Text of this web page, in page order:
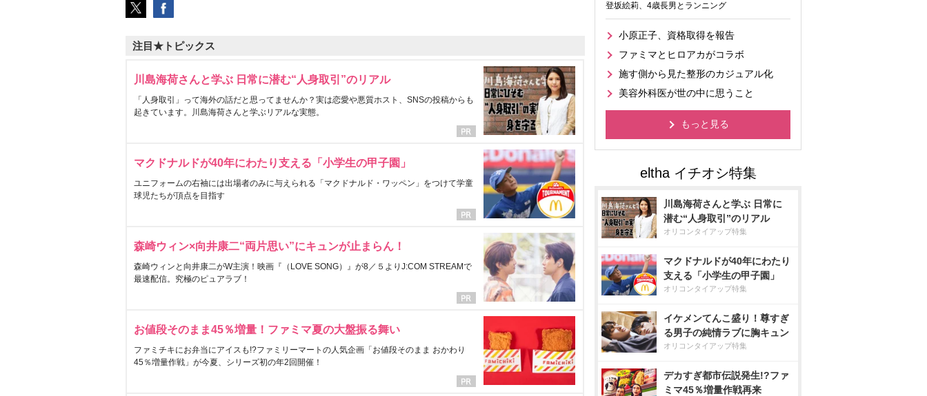
注目★トピックス
川島海荷さんと学ぶ 日常に潜む“人身取引”のリアル
「人身取引」って海外の話だと思ってませんか？実は恋愛や悪質ホスト、SNSの投稿からも
起きています。川島海荷さんと学ぶリアルな実態。
マクドナルドが40年にわたり支える「小学生の甲子園」
ユニフォームの右袖には出場者のみに与えられる「マクドナルド・ワッペン」をつけて学童
球児たちが頂点を目指す
森崎ウィン×向井康二“両片思い”にキュンが止まらん！
森崎ウィンと向井康二がW主演！映画『（LOVE SONG）』が8／５よりJ:COM STREAMで
最速配信。究極のピュアラブ！
お値段そのまま45％増量！ファミマ夏の大盤振る舞い
ファミチキにお弁当にアイスも!?ファミリーマートの人気企画「お値段そのまま おかわり
45％増量作戦」が今夏、シリーズ初の年2回開催！
登坂絵莉、4歳長男とランニング
小原正子、資格取得を報告
ファミマとヒロアカがコラボ
施す側から見た整形のカジュアル化
美容外科医が世の中に思うこと
もっと見る
川島海荷さんと学ぶ 日常に
潜む“人身取引”のリアル
オリコンタイアップ特集
マクドナルドが40年にわたり
支える「小学生の甲子園」
オリコンタイアップ特集
イケメンてんこ盛り！尊すぎ
る男子の純情ラブに胸キュン
オリコンタイアップ特集
デカすぎ都市伝説発生!?ファ
ミマ45％増量作戦再来